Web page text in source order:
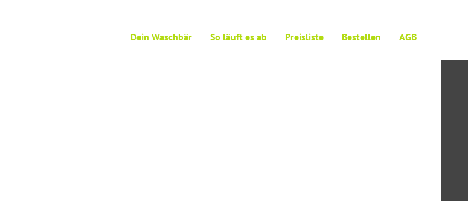
Dein Waschbär So läuft es ab Preisliste Bestellen AGB